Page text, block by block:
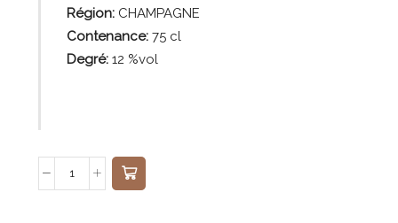
Région: CHAMPAGNE
Contenance:75cl
Degré:12 %vol